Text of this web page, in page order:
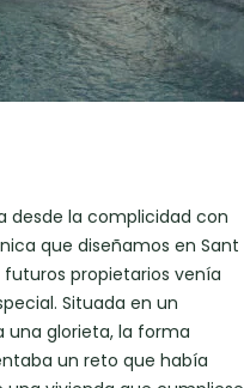
desde la complicidad con
que diseñamos en Sant
propietarios venía
Situada en un
una glorieta, la forma
un reto que había